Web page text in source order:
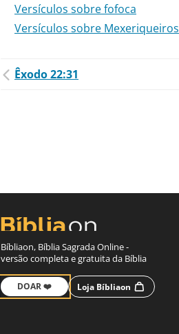
Versículos sobre fofoca
Versículos sobre Mexeriqueiros
Êxodo 22:31
Bíbliaon, Bíblia Sagrada Online -
versão completa e gratuita da Bíblia
DOAR ❤️ Loja Bíbliaon